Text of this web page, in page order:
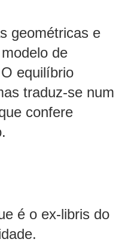
geométricas e
de
equilíbrio
traduz-se num
confere
é o ex-libris do